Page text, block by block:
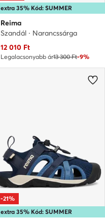
extra 35% Kód: SUMMER
Reima
Szandál · Narancssárga
Aktuális ár
12 010 Ft
Legalacsonyabb ár13 300 Ft-9%
extra 35% Kód: SUMMER
-21%